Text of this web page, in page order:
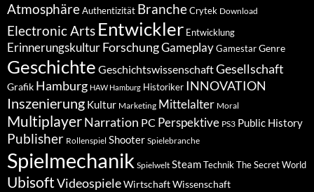
Atmosphäre Authentizität Branche Crytek Download
Electronic Arts Entwickler Entwicklung
Erinnerungskultur ForschungGameplay Gamestar Genre
Geschichte GeschichtswissenschaftGesellschaft
Grafik Hamburg HAW Hamburg Historiker INNOVATION
Inszenierung Kultur Marketing Mittelalter Moral
MultiplayerNarration PC Perspektive PS3 Public History
Publisher Rollenspiel Shooter Spielebranche
Spielmechanik Spielwelt Steam Technik The Secret World
UbisoftVideospieleWirtschaftWissenschaft